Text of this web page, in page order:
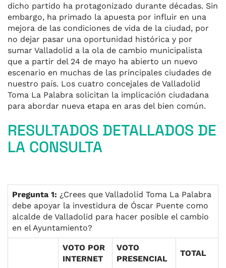
dicho partido ha protagonizado durante décadas. Sin
embargo, ha primado la apuesta por influir en una
mejora de las condiciones de vida de la ciudad, por
no dejar pasar una oportunidad histórica y por
sumar Valladolid a la ola de cambio municipalista
que a partir del 24 de mayo ha abierto un nuevo
escenario en muchas de las principales ciudades de
nuestro país. Los cuatro concejales de Valladolid
Toma La Palabra solicitan la implicación ciudadana
para abordar nueva etapa en aras del bien común.
RESULTADOS DETALLADOS DE
LA CONSULTA
Pregunta 1: ¿Crees que Valladolid Toma La Palabra
debe apoyar la investidura de Óscar Puente como
alcalde de Valladolid para hacer posible el cambio
en el Ayuntamiento?
VOTO POR
INTERNET
VOTO
PRESENCIAL
TOTAL